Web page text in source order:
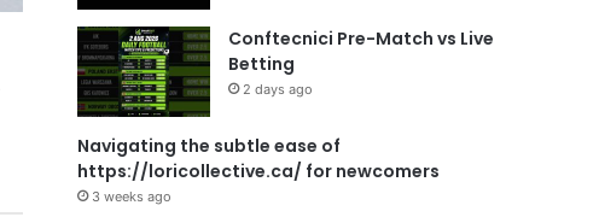
Conftecnici Pre-Match vs Live
Betting
2 days ago
Navigating the subtle ease of
https://loricollective.ca/ for newcomers
3 weeks ago